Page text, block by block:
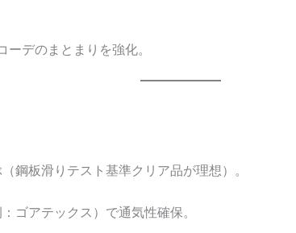
デのまとまりを強化。
鋼板滑りテスト基準クリア品が理想）。
ゴアテックス）で通気性確保。